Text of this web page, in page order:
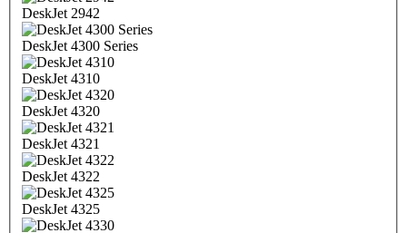
DeskJet 2942
DeskJet 4300 Series
DeskJet 4310
DeskJet 4320
DeskJet 4321
DeskJet 4322
DeskJet 4325